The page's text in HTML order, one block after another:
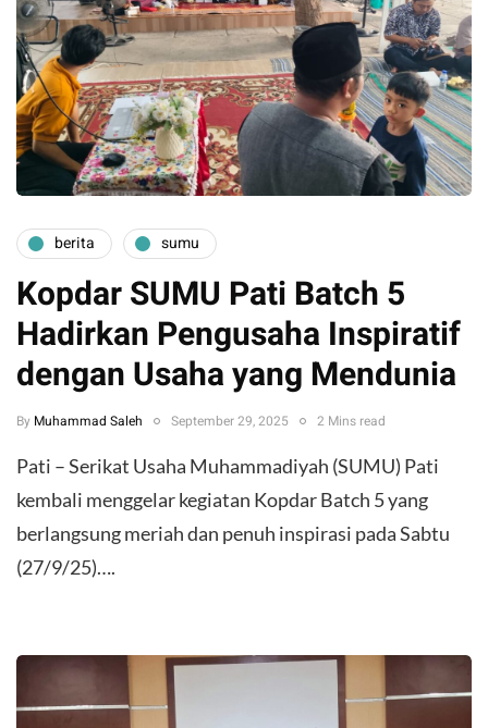
berita sumu
Kopdar SUMU Pati Batch 5
Hadirkan Pengusaha Inspiratif
dengan Usaha yang Mendunia
By Muhammad Saleh September 29, 2025 2 Mins read
Pati – Serikat Usaha Muhammadiyah (SUMU) Pati
kembali menggelar kegiatan Kopdar Batch 5 yang
berlangsung meriah dan penuh inspirasi pada Sabtu
(27/9/25)….